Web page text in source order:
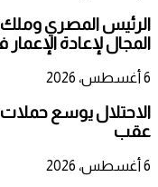
الرئيس المصري وملك
المجال لإعادة الإعمار
6 أغسطس، 2026
الاحتلال يوسع حملات
عقب
6 أغسطس، 2026